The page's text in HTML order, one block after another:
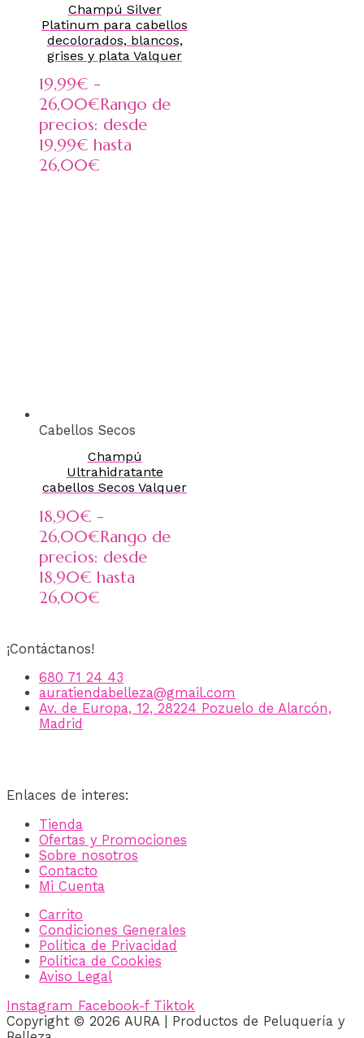
Champú Silver
Platinum para cabellos
decolorados, blancos,
grises y plata Valquer
19,99€ -
26,00€Rango de
precios: desde
19,99€ hasta
26,00€
Cabellos Secos
Champú
Ultrahidratante
cabellos Secos Valquer
18,90€ -
26,00€Rango de
precios: desde
18,90€ hasta
26,00€
¡Contáctanos!
680 71 24 43
auratiendabelleza@gmail.com
Av. de Europa, 12, 28224 Pozuelo de Alarcón,
Madrid
Enlaces de interes:
Tienda
Ofertas y Promociones
Sobre nosotros
Contacto
Mi Cuenta
Carrito
Condiciones Generales
Política de Privacidad
Política de Cookies
Aviso Legal
Instagram Facebook-f Tiktok
Copyright © 2026 AURA | Productos de Peluquería y